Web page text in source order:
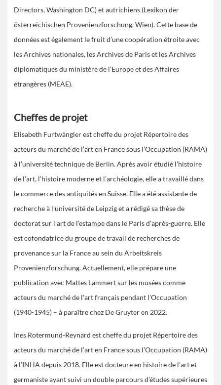
Directors, Washington DC) et autrichiens (Lexikon der
österreichischen Provenienzforschung, Wien). Cette base de
données est également le fruit d’une coopération étroite avec
les Archives nationales, les Archives de Paris et les Archives
diplomatiques du ministère de l’Europe et des Affaires
étrangères (MEAE).
Cheffes de projet
Elisabeth Furtwängler est cheffe du projet Répertoire des
acteurs du marché de l’art en France sous l’Occupation (RAMA)
à l’université technique de Berlin. Après avoir étudié l’histoire
de l’art, l’histoire moderne et l’archéologie, elle a travaillé dans
le commerce des antiquités en Suisse. Elle a été assistante de
recherche à l’université de Leipzig et a rédigé sa thèse de
doctorat sur l’art de l’estampe dans le Paris d’après-guerre. Elle
est cofondatrice du groupe de travail de recherches de
provenance sur la France au sein du Arbeitskreis
Provenienzforschung. Actuellement, elle prépare une
publication avec Mattes Lammert sur les musées comme
acteurs du marché de l’art français pendant l’Occupation
(1940-1945) – à paraître chez De Gruyter en 2022.
Ines Rotermund-Reynard est cheffe du projet Répertoire des
acteurs du marché de l’art en France sous l’Occupation (RAMA)
à l’INHA depuis 2018. Elle est docteure en histoire de l’art et
germaniste ayant suivi un double parcours d’études supérieures